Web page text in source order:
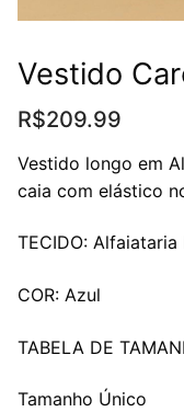
Vestido
R$209.99
Vestido longo em
caia com elástico
TECIDO: Alfaiataria
COR: Azul
TABELA DE
Tamanho Único